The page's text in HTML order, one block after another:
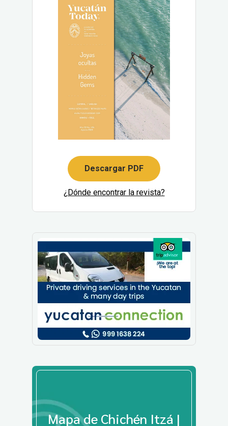
Descargar PDF
¿Dónde encontrar la revista?
Mapa de Chichén Itzá |